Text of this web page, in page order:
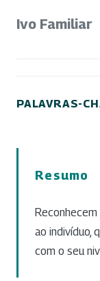
Ivo Familiar
PALAVRAS-
Resumo
ao indivíduo,
com o seu